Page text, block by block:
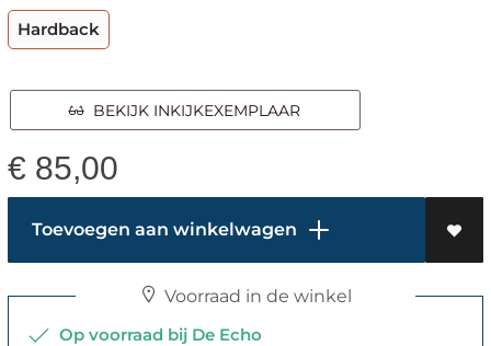
Hardback
BEKIJK INKIJKEXEMPLAAR
€ 85,00
Toevoegen aan winkelwagen
Voorraad in de winkel
Op voorraad bij De Echo